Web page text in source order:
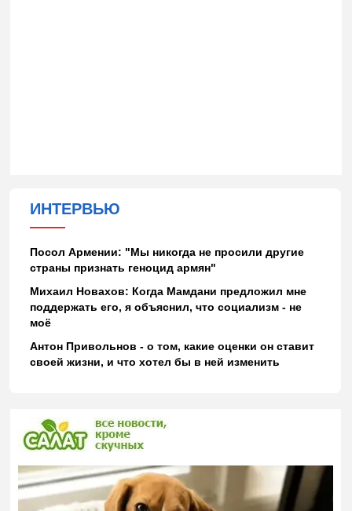
ИНТЕРВЬЮ
Посол Армении: "Мы никогда не просили другие
страны признать геноцид армян"
Михаил Новахов: Когда Мамдани предложил мне
поддержать его, я объяснил, что социализм - не
моё
Антон Привольнов - о том, какие оценки он ставит
своей жизни, и что хотел бы в ней изменить